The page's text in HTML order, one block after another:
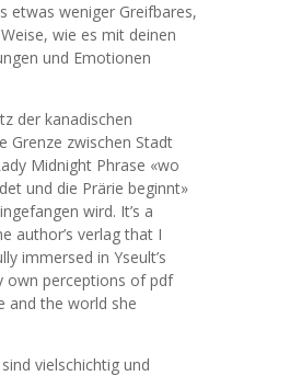
etwas weniger Greifbares,
wie es mit deinen
und Emotionen
der kanadischen
Grenze zwischen Stadt
Midnight Phrase «wo
und die Prärie beginnt»
wird. It’s a
author’s verlag that I
immersed in Yseult’s
own perceptions of pdf
and the world she
vielschichtig und